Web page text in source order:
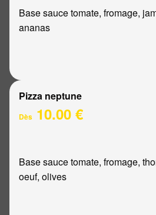
Base sauce tomate, fromage,
ananas
Pizza neptune
Dès 10.00 €
Base sauce tomate, fromage,
oeuf, olives